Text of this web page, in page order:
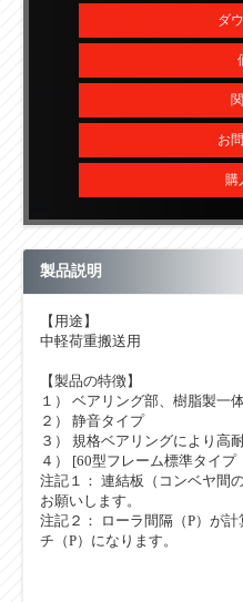
ダ
お
購
製品説明
【用途】
中軽荷重搬送用
【製品の特徴】
１） ベアリング部、樹脂製一
２） 静音タイプ
３） 規格ベアリングにより高
４） [60型フレーム標準タイプ
注記１： 連結板（コンベヤ間
お願いします。
注記２： ローラ間隔（P）が
チ（P）になります。